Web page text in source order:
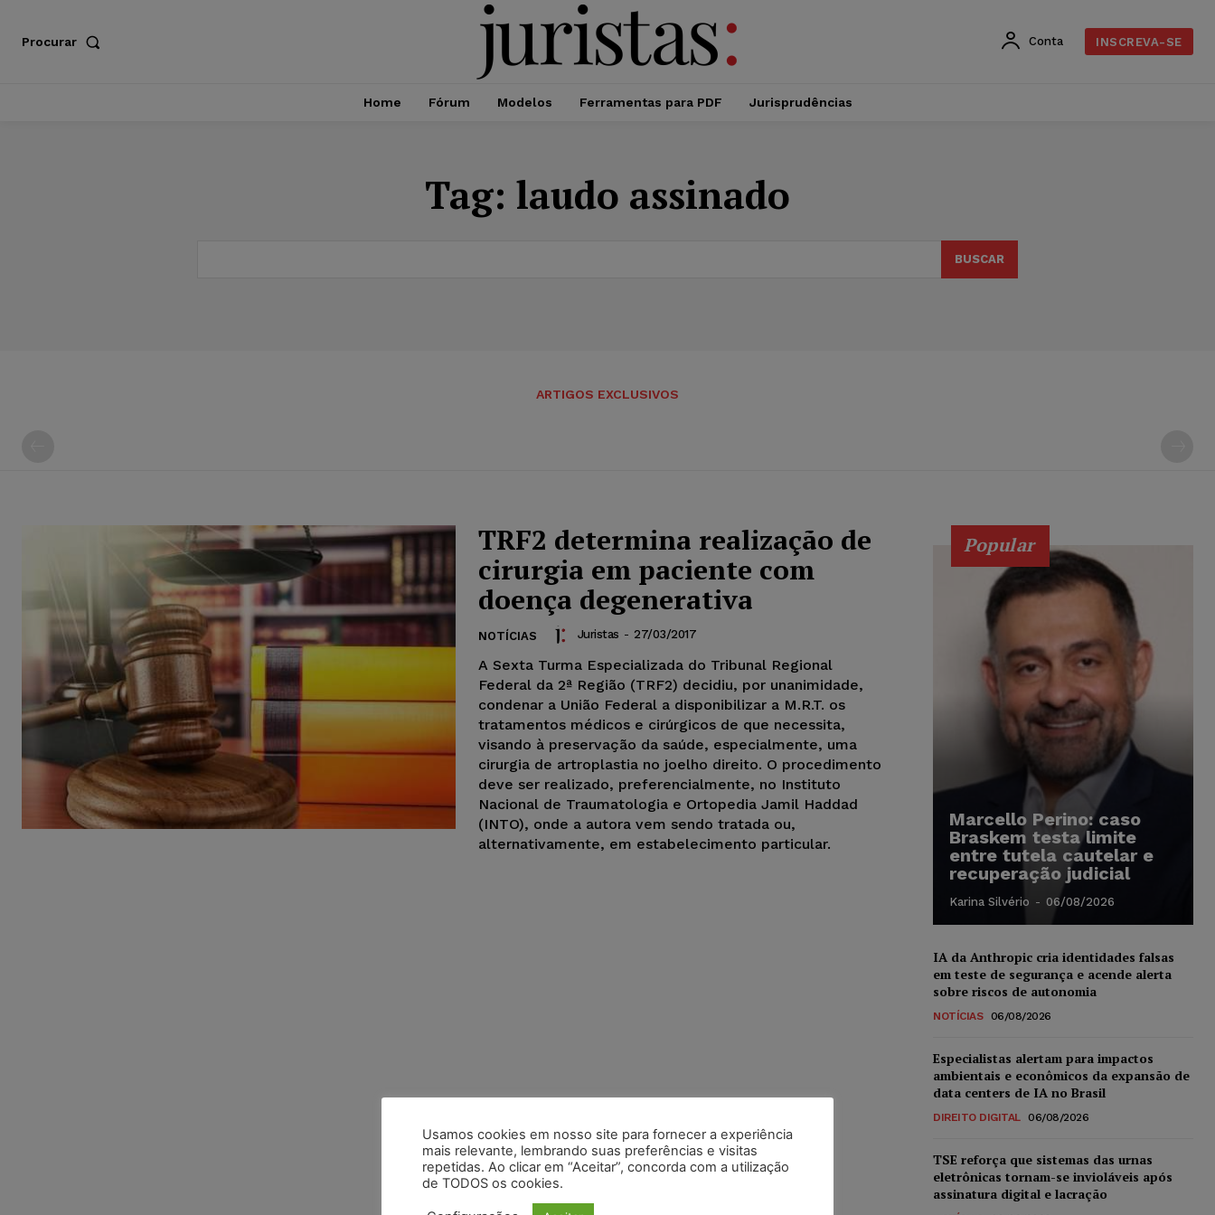
Procurar Conta INSCREVA-SE
Home Fórum Modelos Ferramentas para PDF Jurisprudências
Tag: laudo assinado
BUSCAR
ARTIGOS EXCLUSIVOS
TRF2 determina realização de
cirurgia em paciente com
doença degenerativa
NOTÍCIAS Juristas - 27/03/2017
A Sexta Turma Especializada do Tribunal Regional
Federal da 2ª Região (TRF2) decidiu, por unanimidade,
condenar a União Federal a disponibilizar a M.R.T. os
tratamentos médicos e cirúrgicos de que necessita,
visando à preservação da saúde, especialmente, uma
cirurgia de artroplastia no joelho direito. O procedimento
deve ser realizado, preferencialmente, no Instituto
Nacional de Traumatologia e Ortopedia Jamil Haddad
(INTO), onde a autora vem sendo tratada ou,
alternativamente, em estabelecimento particular.
Popular
Marcello Perino: caso
Braskem testa limite
entre tutela cautelar e
recuperação judicial
Karina Silvério - 06/08/2026
IA da Anthropic cria identidades falsas
em teste de segurança e acende alerta
sobre riscos de autonomia
NOTÍCIAS 06/08/2026
Especialistas alertam para impactos
ambientais e econômicos da expansão de
data centers de IA no Brasil
DIREITO DIGITAL 06/08/2026
TSE reforça que sistemas das urnas
eletrônicas tornam-se invioláveis após
assinatura digital e lacração
Usamos cookies em nosso site para fornecer a experiência
mais relevante, lembrando suas preferências e visitas
repetidas. Ao clicar em “Aceitar”, concorda com a utilização
de TODOS os cookies.